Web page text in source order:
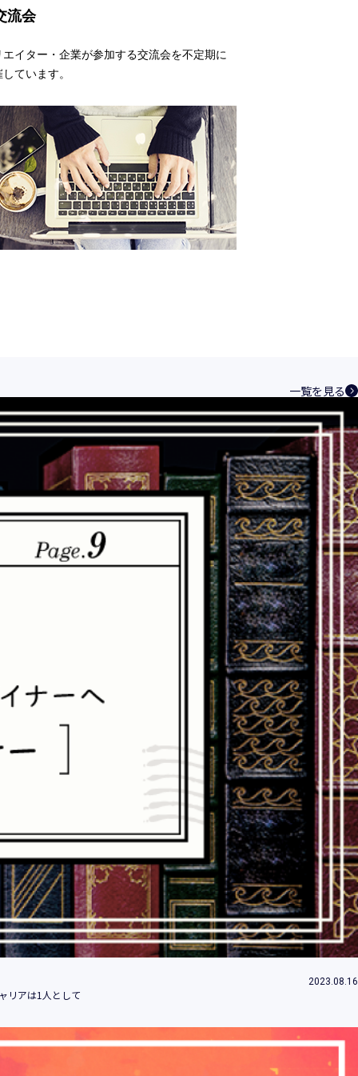
流会
エイター・企業が参加する交流会を不定期に
ています。
一覧を見る
2023.08.16
リアは1人として